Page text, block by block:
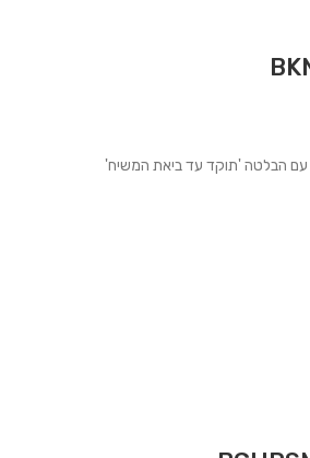
עם הבלטה 'תוקד עד ביאת המשיח'